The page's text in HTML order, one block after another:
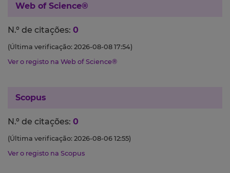
Web of Science®
N.º de citações: 0
(Última verificação: 2026-08-08 17:54)
Ver o registo na Web of Science®
Scopus
N.º de citações: 0
(Última verificação: 2026-08-06 12:55)
Ver o registo na Scopus